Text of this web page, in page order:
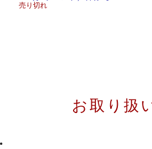
急便のみ】
売り切れ
お取り扱